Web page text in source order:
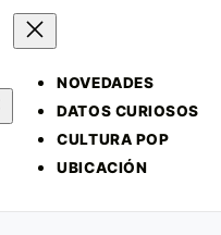
NOVEDADES
DATOS CURIOSOS
CULTURA POP
UBICACIÓN